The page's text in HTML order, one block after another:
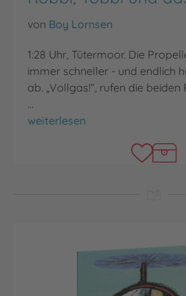
von Boy Lornsen
1:28 Uhr, Tütermoor. Die
immer schneller - und endlich
ab. „Vollgas!“, rufen die
…
Robbi, Tobbi und das Fliewatüüt
weiterlesen